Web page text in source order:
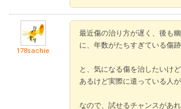
178sachie
最近傷の治り方が遅く、後も
に、年数がたちすぎている傷
と、気になる傷を治したいけ
あるけど実際に遣っている人
なので、試せるチャンスがあ